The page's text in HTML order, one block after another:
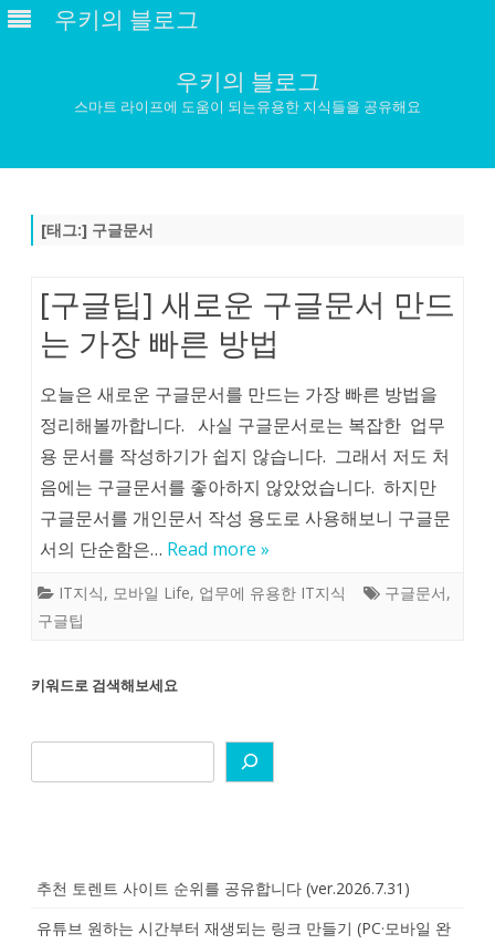
우키의 블로그
우키의 블로그
스마트 라이프에 도움이 되는유용한 지식들을 공유해요
[태그:] 구글문서
[구글팁] 새로운 구글문서 만드
는 가장 빠른 방법
오늘은 새로운 구글문서를 만드는 가장 빠른 방법을
정리해볼까합니다. 사실 구글문서로는 복잡한 업무
용 문서를 작성하기가 쉽지 않습니다. 그래서 저도 처
음에는 구글문서를 좋아하지 않았었습니다. 하지만
구글문서를 개인문서 작성 용도로 사용해보니 구글문
서의 단순함은… Read more »
IT지식, 모바일 Life, 업무에 유용한 IT지식 구글문서,
구글팁
키워드로 검색해보세요
추천 토렌트 사이트 순위를 공유합니다 (ver.2026.7.31)
유튜브 원하는 시간부터 재생되는 링크 만들기 (PC·모바일 완